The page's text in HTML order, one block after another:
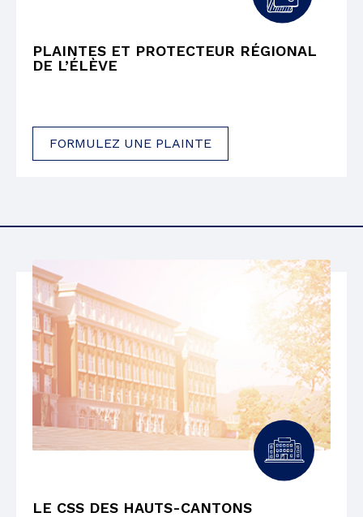
PLAINTES ET PROTECTEUR RÉGIONAL
DE L’ÉLÈVE
FORMULEZ UNE PLAINTE
LE CSS DES HAUTS-CANTONS